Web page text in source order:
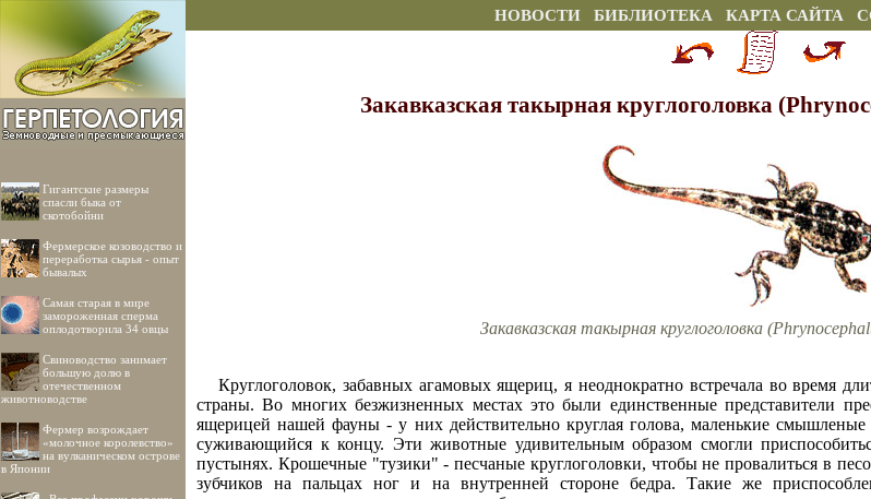
НОВОСТИ БИБЛИОТЕКА КАРТА САЙТА
Гигантские размеры
спасли быка от
скотобойни
Фермерское козоводство и
переработка сырья - опыт
бывалых
Самая старая в мире
замороженная сперма
оплодотворила 34 овцы
Свиноводство занимает
большую долю в
отечественном
животноводстве
Фермер возрождает
«молочное королевство»
на вулканическом острове
в Японии
Закавказская такырная круглоголовка
Закавказская такырная круглоголовка
Круглоголовок, забавных агамовых ящериц, я неоднократно встречала во время
страны. Во многих безжизненных местах это были единственные представители
ящерицей нашей фауны - у них действительно круглая голова, маленькие
суживающийся к концу. Эти животные удивительным образом смогли
пустынях. Крошечные "тузики" - песчаные круглоголовки, чтобы не провалиться в
зубчиков на пальцах ног и на внутренней стороне бедра. Такие же